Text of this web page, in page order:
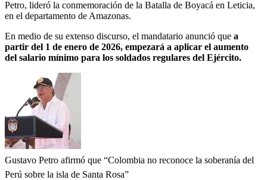
Petro, lideró la conmemoración de la Batalla de Boyacá en Leticia,
en el departamento de Amazonas.
En medio de su extenso discurso, el mandatario anunció que a
partir del 1 de enero de 2026, empezará a aplicar el aumento
del salario mínimo para los soldados regulares del Ejército.
Gustavo Petro afirmó que “Colombia no reconoce la soberanía del
Perú sobre la isla de Santa Rosa”